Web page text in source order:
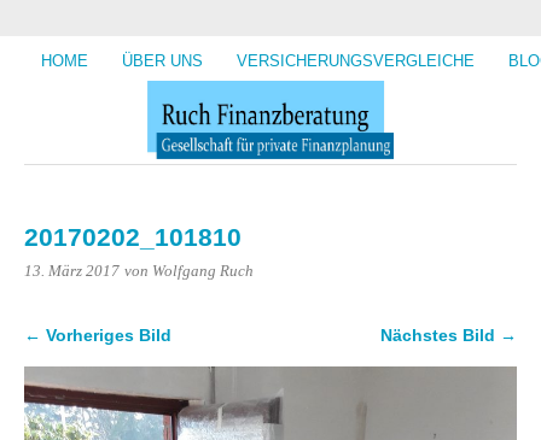
HOME ÜBER UNS VERSICHERUNGSVERGLEICHE
20170202_101810
13. März 2017 von Wolfgang Ruch
← Vorheriges Bild Nächstes Bild →